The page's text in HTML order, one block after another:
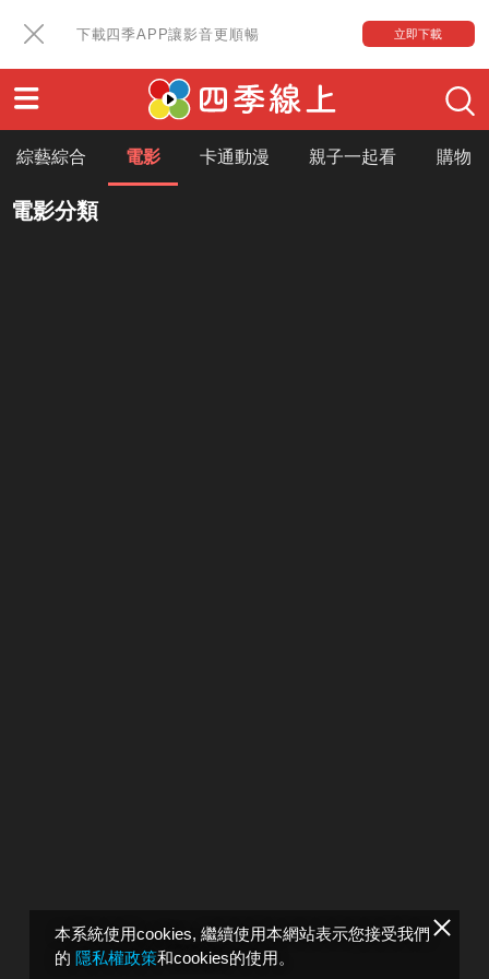
下載四季APP讓影音更順暢 立即下載
本系統使用cookies, 繼續使用本網站表示您接受我們
的 隱私權政策和cookies的使用。
綜藝綜合 電影 卡通動漫 親子一起看 購物
電影分類